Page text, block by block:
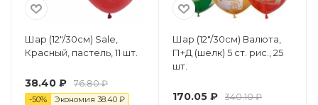
Шар (12"/30см) Sale,
Красный, пастель, 11 шт.
38.40 ₽ 76.80₽
-50% Экономия 38.40 ₽
Шар (12"/30см) Валюта,
П+Д (шелк) 5 ст. рис., 25
шт.
170.05 ₽ 340.10₽